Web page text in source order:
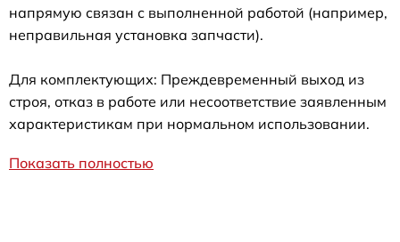
напрямую связан с выполненной работой (например,
неправильная установка запчасти).
Для комплектующих: Преждевременный выход из
строя, отказ в работе или несоответствие заявленным
характеристикам при нормальном использовании.
Показать полностью